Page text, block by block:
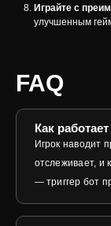
Играйте с
улучшенным
FAQ
Как
Игрок наводит
отслеживает, и
— триггер бот